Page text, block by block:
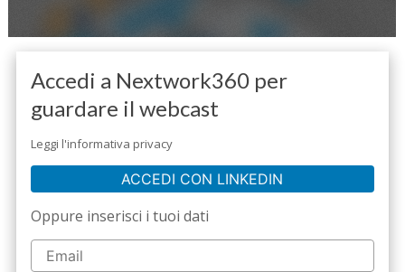
Accedi a Nextwork360 per
guardare il webcast
Leggi l'informativa privacy
ACCEDI CON LINKEDIN
Oppure inserisci i tuoi dati